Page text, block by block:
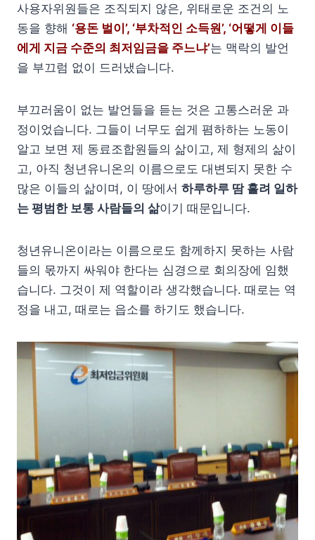
사용자위원들은 조직되지 않은, 위태로운 조건의 노
동을 향해 ‘용돈 벌이’, ‘부차적인 소득원’, ‘어떻게 이들
에게 지금 수준의 최저임금을 주느냐’는 맥락의 발언
을 부끄럼 없이 드러냈습니다.
부끄러움이 없는 발언들을 듣는 것은 고통스러운 과
정이었습니다. 그들이 너무도 쉽게 폄하하는 노동이
알고 보면 제 동료조합원들의 삶이고, 제 형제의 삶이
고, 아직 청년유니온의 이름으로도 대변되지 못한 수
많은 이들의 삶이며, 이 땅에서 하루하루 땀 흘려 일하
는 평범한 보통 사람들의 삶이기 때문입니다.
청년유니온이라는 이름으로도 함께하지 못하는 사람
들의 몫까지 싸워야 한다는 심경으로 회의장에 임했
습니다. 그것이 제 역할이라 생각했습니다. 때로는 역
정을 내고, 때로는 읍소를 하기도 했습니다.